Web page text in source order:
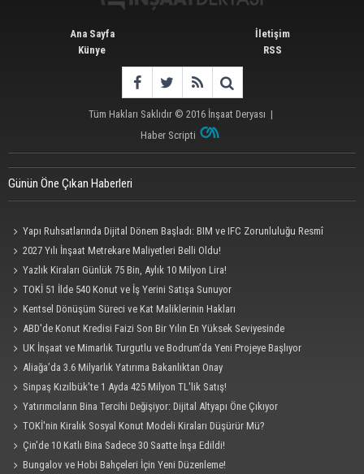
Ana Sayfa
Künye
İletişim
RSS
Tüm Hakları Saklıdır © 2016 İnşaat Deryası |
Haber Scripti
Günün Öne Çıkan Haberleri
Yapı Ruhsatlarında Dijital Dönem Başladı: BIM ve IFC Zorunluluğu Resmî
Gazete'de
2027 Yılı İnşaat Metrekare Maliyetleri Belli Oldu!
Yazlık Kiraları Günlük 75 Bin, Aylık 10 Milyon Lira!
TOKİ 51 İlde 540 Konut ve İş Yerini Satışa Sunuyor
Kentsel Dönüşüm Süreci ve Kat Maliklerinin Hakları
ABD'de Konut Kredisi Faizi Son Bir Yılın En Yüksek Seviyesinde
UK İnşaat ve Mimarlık Turgutlu ve Bodrum’da Yeni Projeye Başlıyor
Aliağa’da 3.6 Milyarlık Yatırıma Bakanlıktan Onay
Sinpaş Kızılbük'te 1 Ayda 425 Milyon TL'lik Satış!
Yatırımcıların Bina Tercihi Değişiyor: Dijital Altyapı Öne Çıkıyor
TOKİ'nin Kiralık Sosyal Konut Modeli Kiraları Düşürür Mü?
Çin'de 10 Katlı Bina Sadece 30 Saatte İnşa Edildi!
Bungalov ve Hobi Bahçeleri İçin Yeni Düzenleme!